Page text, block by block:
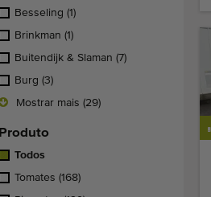
Besseling (1)
Brinkman (1)
Buitendijk & Slaman (7)
Burg (3)
Mostrar mais (29)
Produto
Todos
Tomates (168)